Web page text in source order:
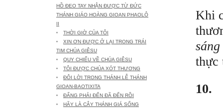
HỒ ĐEO TAY NHẬN ĐƯỢC TỪ ĐỨC
THÁNH GIÁO HOÀNG GIOAN PHAOLÔ
II
THỜI GIỜ CỦA TÔI
XIN ƠN ĐƯỢC Ở LẠI TRONG TRÁI
TIM CHÚA GIÊSU
QUY CHIẾU VỀ CHÚA GIÊSU
TÔI ĐƯỢC CHÚA XÓT THƯƠNG
ĐÔI LỜI TRONG THÁNH LỄ THÁNH
GIOAN-BAOTIXITA
ĐẤNG PHẢI ĐẾN ĐÃ ĐẾN RỒI
HÃY LÀ CÂY THÁNH GIÁ SỐNG
Khi
thực
10.